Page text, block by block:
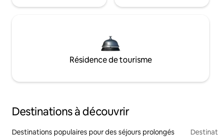
Résidence de tourisme
Destinations à découvrir
Destinations populaires pour des séjours prolongés